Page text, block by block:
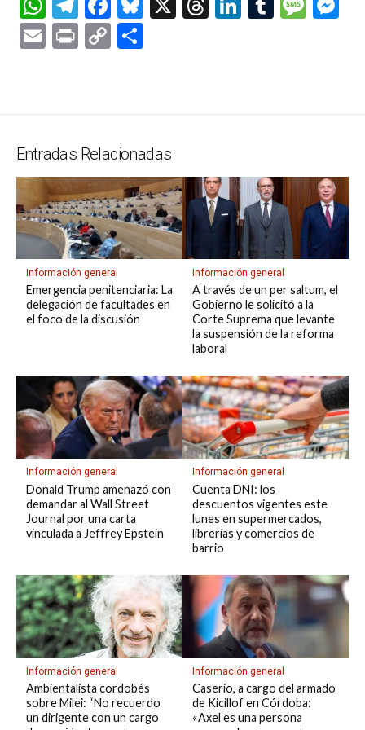
h
at
p
el
e
a
ce
k
E
Pr C
n
k
ar
tir
Entradas Relacionadas
Información general
Emergencia penitenciaria: La
delegación de facultades en
el foco de la discusión
Información general
A través de un per saltum, el
Gobierno le solicitó a la
Corte Suprema que levante
la suspensión de la reforma
laboral
Información general
Donald Trump amenazó con
demandar al Wall Street
Journal por una carta
vinculada a Jeffrey Epstein
Información general
Cuenta DNI: los
descuentos vigentes este
lunes en supermercados,
librerías y comercios de
barrio
Información general
Ambientalista cordobés
sobre Milei: “No recuerdo
un dirigente con un cargo
Información general
Caserio, a cargo del armado
de Kicillof en Córdoba:
«Axel es una persona